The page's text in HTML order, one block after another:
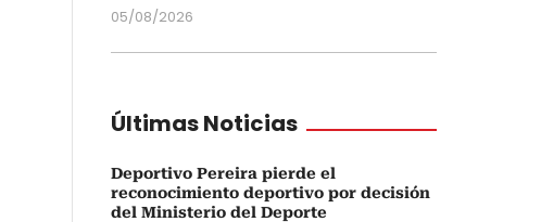
05/08/2026
Últimas Noticias
Deportivo Pereira pierde el
reconocimiento deportivo por decisión
del Ministerio del Deporte